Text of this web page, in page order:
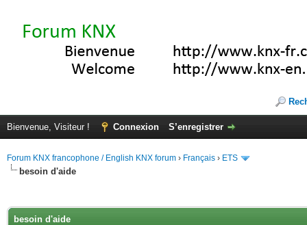
Bienvenue, Visiteur ! Connexion S’enregistrer
Forum KNX francophone / English KNX forum › Français › ETS
besoin d'aide
besoin d'aide